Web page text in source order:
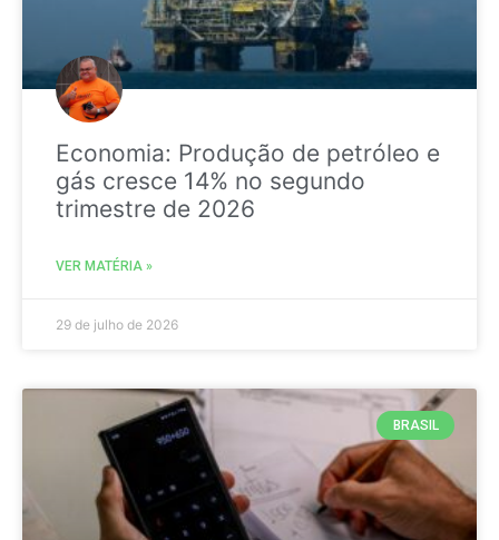
Economia: Produção de petróleo e
gás cresce 14% no segundo
trimestre de 2026
VER MATÉRIA »
29 de julho de 2026
BRASIL